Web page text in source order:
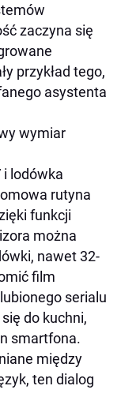
zaczyna się
przykład tego,
asystenta
wymiar
i lodówka
rutyna
funkcji
można
nawet 32-
film
serialu
do kuchni,
smartfona.
między
ten dialog